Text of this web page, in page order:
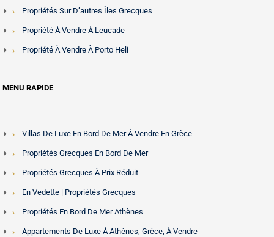
Propriétés Sur D’autres Îles Grecques
Propriété À Vendre À Leucade
Propriété À Vendre À Porto Heli
MENU RAPIDE
Villas De Luxe En Bord De Mer À Vendre En Grèce
Propriétés Grecques En Bord De Mer
Propriétés Grecques À Prix Réduit
En Vedette | Propriétés Grecques
Propriétés En Bord De Mer Athènes
Appartements De Luxe À Athènes, Grèce, À Vendre